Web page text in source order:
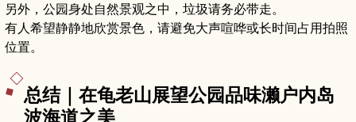
另外，公园身处自然景观之中，垃圾请务必带走。
有人希望静静地欣赏景色，请避免大声喧哗或长时间占用拍照
位置。
总结｜在龟老山展望公园品味濑户内岛